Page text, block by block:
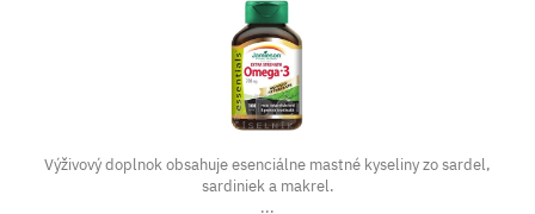
Výživový doplnok obsahuje esenciálne mastné kyseliny zo sardel,
sardiniek a makrel.
...